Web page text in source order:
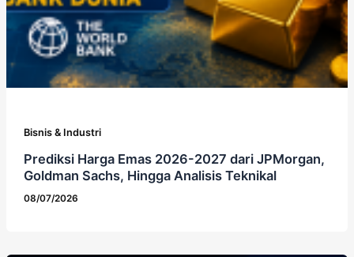
Bisnis & Industri
Prediksi Harga Emas 2026-2027 dari JPMorgan,
Goldman Sachs, Hingga Analisis Teknikal
08/07/2026